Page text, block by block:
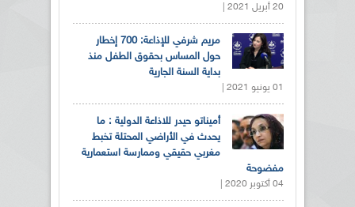
20 أبريل 2021 |
مريم شرفي للإذاعة: 700 إخطار
حول المساس بحقوق الطفل منذ
بداية السنة الجارية
01 يونيو 2021 |
أميناتو حيدر للاذاعة الدولية : ما
يحدث في الأراضي المحتلة تخبط
مغربي حقيقي وممارسة استعمارية
مفضوحة
04 أكتوبر 2020 |